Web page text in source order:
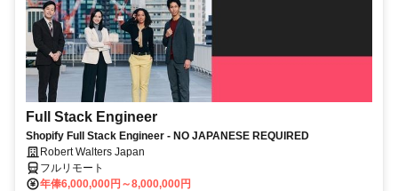
Full Stack Engineer
Shopify Full Stack Engineer - NO JAPANESE REQUIRED
Robert Walters Japan
フルリモート
年俸6,000,000円～8,000,000円